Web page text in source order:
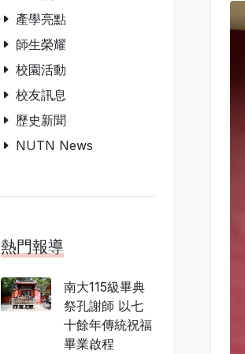
產學亮點
師生榮耀
校園活動
校友訊息
歷史新聞
NUTN News
熱門報導
南大115級畢典
祭孔謝師 以七
十餘年傳統祝福
畢業啟程